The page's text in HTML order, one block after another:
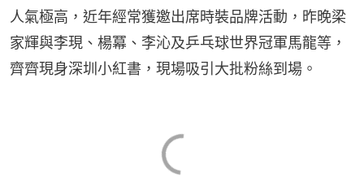
人氣極高，近年經常獲邀出席時裝品牌活動，昨晚梁
家輝與李現、楊冪、李沁及乒乓球世界冠軍馬龍等，
齊齊現身深圳小紅書，現場吸引大批粉絲到場。